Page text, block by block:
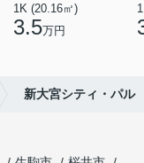
1K (20.16㎡)
3.5万円
新大宮シティ・パル